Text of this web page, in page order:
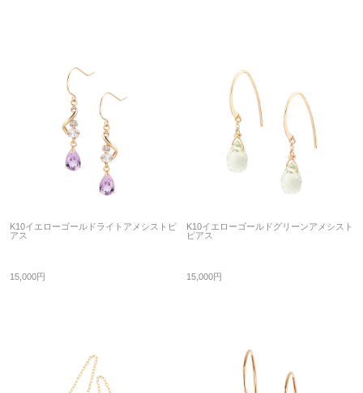
K10イエローゴールドライトアメシストピ
アス
15,000円
K10イエローゴールドグリーンアメシスト
ピアス
15,000円